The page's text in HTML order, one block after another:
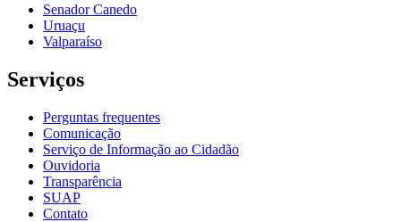
Senador Canedo
Uruaçu
Valparaíso
Serviços
Perguntas frequentes
Comunicação
Serviço de Informação ao Cidadão
Ouvidoria
Transparência
SUAP
Contato